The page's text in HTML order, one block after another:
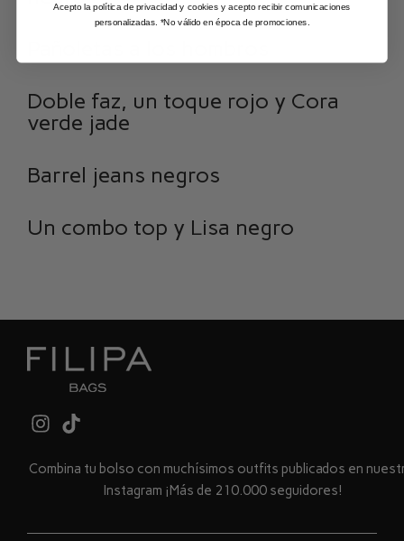
Doble faz, un toque rojo y Cora
verde jade
Barrel jeans negros
Un combo top y Lisa negro
Combina tu bolso con muchísimos outfits publicados en
Instagram ¡Más de 210.000 seguidores!
Acepto la política de privacidad y cookies y acepto recibir comunicaciones
personalizadas. *No válido en época de promociones.